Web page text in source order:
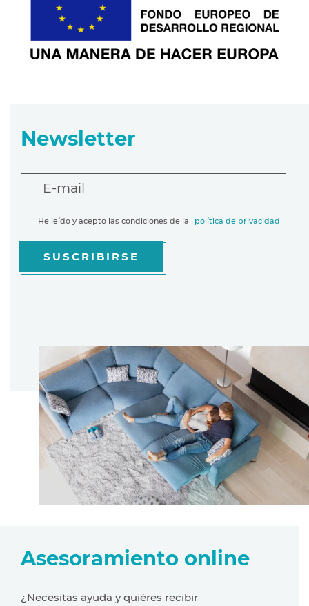
Newsletter
E-mail
He leído y acepto las condiciones de la política de privacidad
SUSCRIBIRSE
Asesoramiento online
¿Necesitas ayuda y quiéres recibir